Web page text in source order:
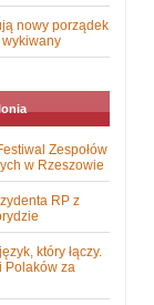
nowy porządek
Zespołów
w Rzeszowie
RP z
który łączy.
Polaków za